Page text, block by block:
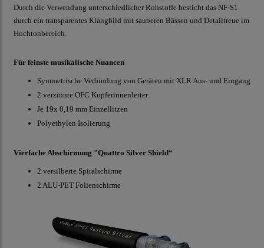
Durch die Verwendung unterschiedlicher Rohstoffe besticht das NF-S1
durch ein transparentes Klangbild mit sauberen Bässen und Detailtreue im
Hochtonbereich.
Für feinste musikalische Nuancen
Symmetrische Verbindung von Geräten mit XLR Aus- und Eingang
2 verzinnte OFC Kupferinnenleiter
Je 19x 0,19 mm Einzellitzen
Polyethylen Isolierung
Vierfache Abschirmung "Quattro Silver Shield“
2 versilberte Spiralschirme
2 ALU-PET Folienschirme